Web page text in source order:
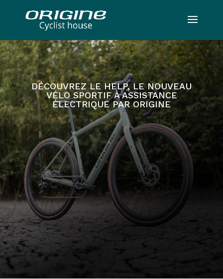
DÉCOUVREZ LE HELP, LE NOUVEAU
VÉLO SPORTIF À ASSISTANCE
ÉLECTRIQUE PAR ORIGINE